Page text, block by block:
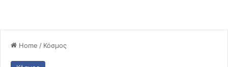
Home / Κόσμος